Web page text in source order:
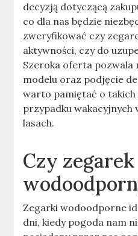
decyzją dotyczącą
co dla nas będzie
zweryfikować czy
aktywności, czy do
Szeroka oferta pozwala
modelu oraz podjęcie
warto pamiętać o takich
przypadku wakacyjnych
lasach.
Czy
Zegarki wodoodporne
dni, kiedy pogoda nam